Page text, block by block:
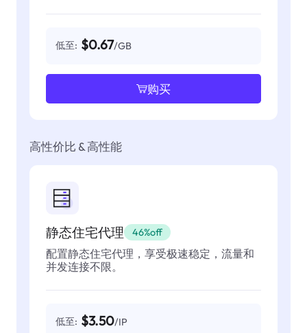
低至: $0.67/GB
购买
高性价比 & 高性能
静态住宅代理 46%off
配置静态住宅代理，享受极速稳定，流量和
并发连接不限。
低至: $3.50/IP